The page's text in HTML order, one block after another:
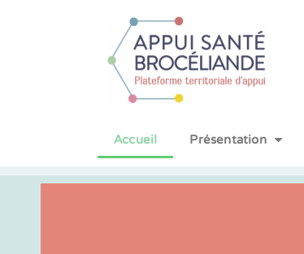
Accueil Présentation